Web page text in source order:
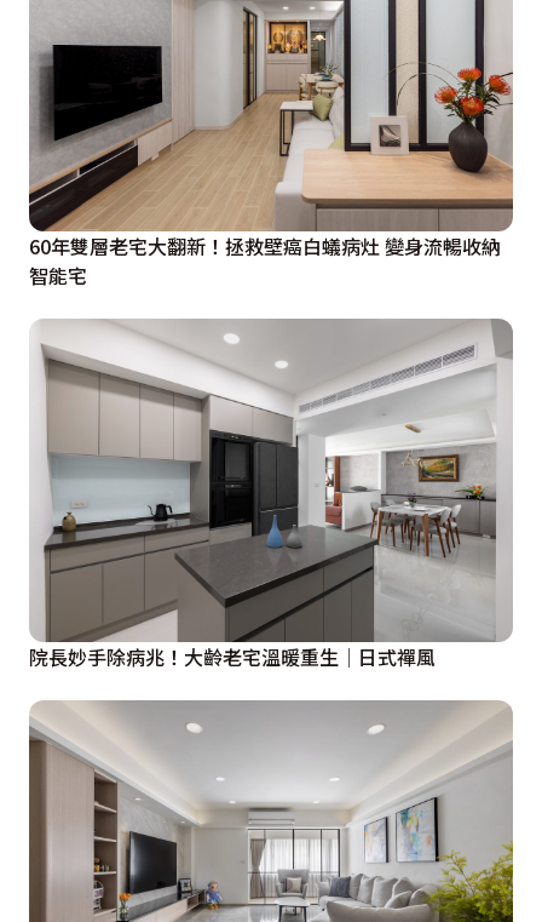
函霖設計總監的巧手下，老屋成為承載日常的生活容器，
每一個轉角、每一道光線，都訴說著家的溫柔故事。
60年雙層老宅大翻新！拯救壁癌白蟻病灶 變身流暢收納
智能宅
院長妙手除病兆！大齡老宅溫暖重生│日式禪風